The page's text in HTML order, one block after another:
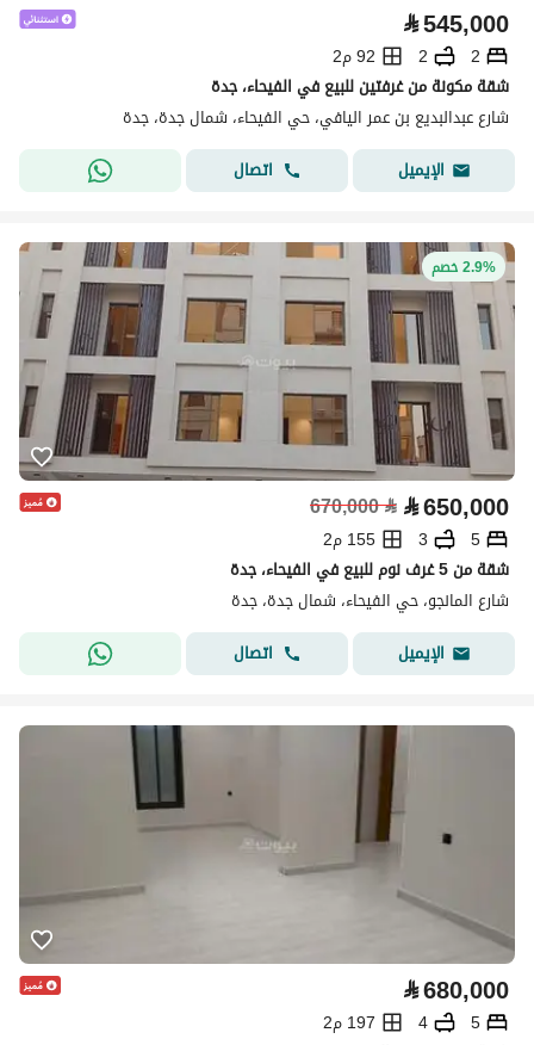
⃁545,000
2
2
92 م2
شقة مكونة من غرفتين للبيع في الفيحاء، جدة
شارع عبدالبديع بن عمر اليافي، حي الفيحاء، شمال جدة، جدة
الإيميل
اتصال
2.9% خصم
⃁650,000
⃁
670,000
5
3
155 م2
شقة من 5 غرف نوم للبيع في الفيحاء، جدة
شارع المانجو، حي الفيحاء، شمال جدة، جدة
الإيميل
اتصال
⃁680,000
5
4
197 م2